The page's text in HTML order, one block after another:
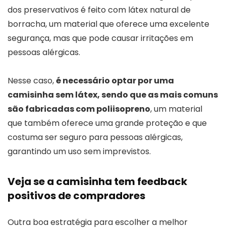
dos preservativos é feito com látex natural de
borracha, um material que oferece uma excelente
segurança, mas que pode causar irritações em
pessoas alérgicas.
Nesse caso,é necessário optar por uma
camisinha sem látex, sendo que as mais comuns
são fabricadas com poliisopreno, um material
que também oferece uma grande proteção e que
costuma ser seguro para pessoas alérgicas,
garantindo um uso sem imprevistos.
Veja se a camisinha tem feedback
positivos de compradores
Outra boa estratégia para escolher a melhor